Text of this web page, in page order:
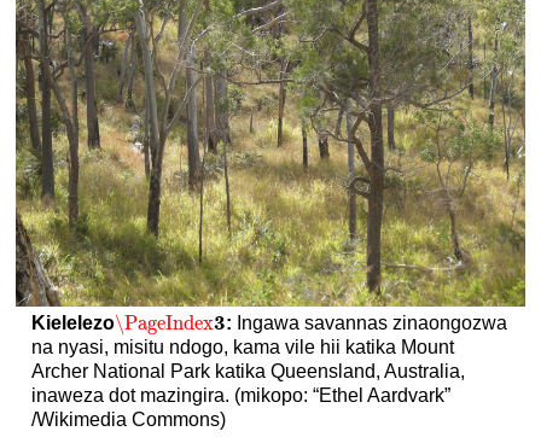
Kielelezo\PageIndex3
\PageIndex3: Ingawa savannas zinaongozwa
na nyasi, misitu ndogo, kama vile hii katika Mount
Archer National Park katika Queensland, Australia,
inaweza dot mazingira. (mikopo: “Ethel Aardvark”
/Wikimedia Commons)